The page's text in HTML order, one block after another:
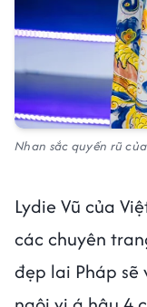
Nhan sắc quyến rũ
Lydie Vũ của
các chuyên
đẹp lai Pháp